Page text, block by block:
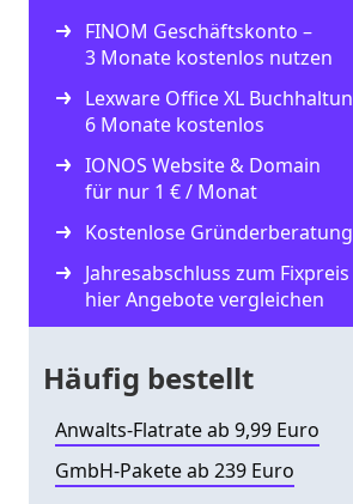
FINOM Geschäftskonto –
3 Monate kostenlos nutzen
Lexware Office XL
6 Monate kostenlos
IONOS Website & Domain
für nur 1 € / Monat
Kostenlose Gründerberatung
Jahresabschluss zum Fixpreis
hier Angebote vergleichen
Häufig bestellt
Anwalts-Flatrate ab 9,99 Euro
GmbH-Pakete ab 239 Euro